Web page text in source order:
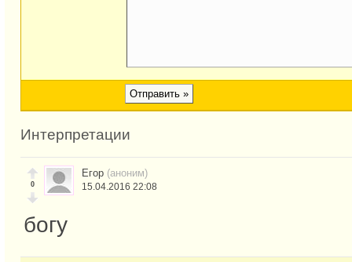
Интерпретации
0
Егор (аноним)
15.04.2016 22:08
богу